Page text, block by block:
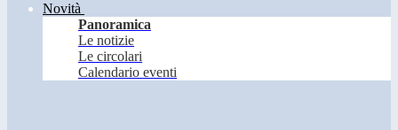
Novità
Panoramica
Le notizie
Le circolari
Calendario eventi